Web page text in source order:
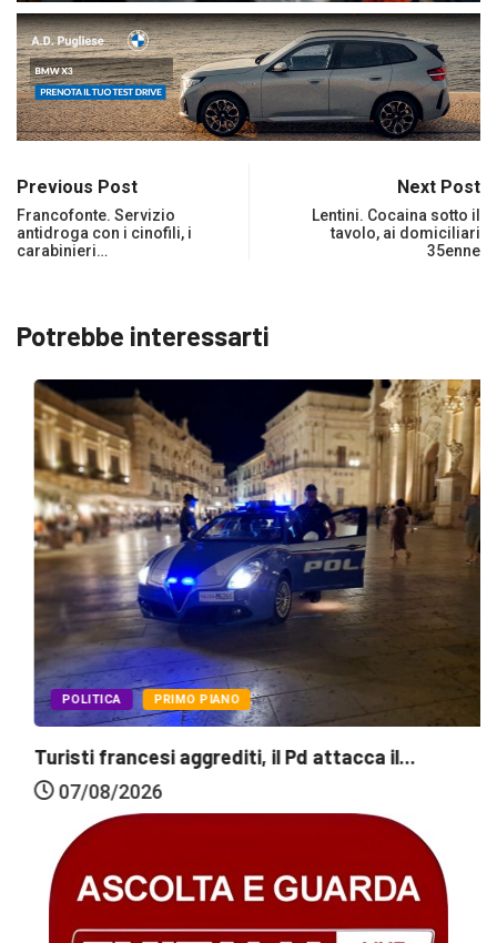
Previous Post
Francofonte. Servizio
antidroga con i cinofili, i
carabinieri…
Next Post
Lentini. Cocaina sotto il
tavolo, ai domiciliari
35enne
Potrebbe interessarti
POLITICA PRIMO PIANO
Turisti francesi aggrediti, il Pd attacca il...
07/08/2026